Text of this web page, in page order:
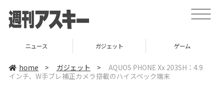
t
o
v
ニュース ガジェット ゲーム
home > ガジェット >
AQUOS PHONE Xx 203SH：4.9
インチ、W手ブレ補正カメラ搭載のハイスペック端末